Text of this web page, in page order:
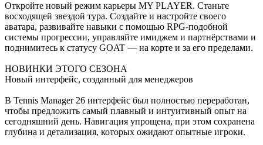
Откройте новый режим карьеры MY PLAYER. Станьте
восходящей звездой тура. Создайте и настройте своего
аватара, развивайте навыки с помощью RPG-подобной
системы прогрессии, управляйте имиджем и партнёрствами и
поднимитесь к статусу GOAT — на корте и за его пределами.
НОВИНКИ ЭТОГО СЕЗОНА
Новый интерфейс, созданный для менеджеров
В Tennis Manager 26 интерфейс был полностью переработан,
чтобы предложить самый плавный и интуитивный опыт на
сегодняшний день. Навигация упрощена, при этом сохранена
глубина и детализация, которых ожидают опытные игроки.